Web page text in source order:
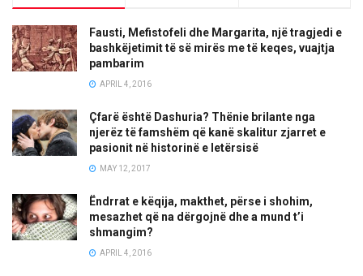
Fausti, Mefistofeli dhe Margarita, një tragjedi e
bashkëjetimit të së mirës me të keqes, vuajtja
pambarim
APRIL 4, 2016
Çfarë është Dashuria? Thënie brilante nga
njerëz të famshëm që kanë skalitur zjarret e
pasionit në historinë e letërsisë
MAY 12, 2017
Ëndrrat e këqija, makthet, përse i shohim,
mesazhet që na dërgojnë dhe a mund t’i
shmangim?
APRIL 4, 2016